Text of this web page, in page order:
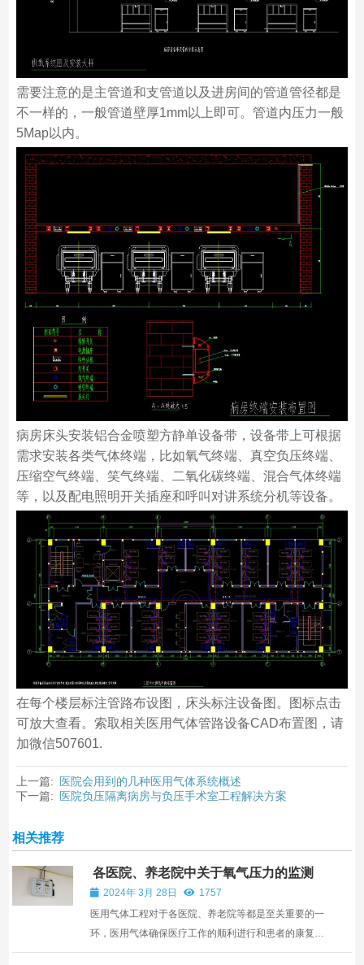
需要注意的是主管道和支管道以及进房间的管道管径都是
不一样的，一般管道壁厚1mm以上即可。管道内压力一般
5Map以内。
病房床头安装铝合金喷塑方静单设备带，设备带上可根据
需求安装各类气体终端，比如氧气终端、真空负压终端、
压缩空气终端、笑气终端、二氧化碳终端、混合气体终端
等，以及配电照明开关插座和呼叫对讲系统分机等设备。
在每个楼层标注管路布设图，床头标注设备图。图标点击
可放大查看。索取相关医用气体管路设备CAD布置图，请
加微信507601.
上一篇:
医院会用到的几种医用气体系统概述
下一篇:
医院负压隔离病房与负压手术室工程解决方案
相关推荐
各医院、养老院中关于氧气压力的监测
2024年 3月 28日
1757
医用气体工程对于各医院、养老院等都是至关重要的一
环，医用气体确保医疗工作的顺利进行和患者的康复。
在医疗行业，氧气是一种常见的气体，在供氧氧气时对